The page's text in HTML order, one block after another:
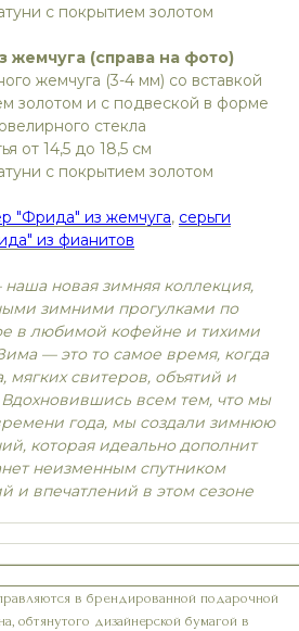
с покрытием золотом
жемчуга (справа на фото)
жемчуга (3-4 мм) со вставкой
золотом и с подвеской в форме
стекла
от 14,5 до 18,5 см
с покрытием золотом
"Фрида" из жемчуга, серьги
из фианитов
новая зимняя коллекция,
зимними прогулками по
в любимой кофейне и тихими
— это то самое время, когда
мягких свитеров, объятий и
всем тем, что мы
года, мы создали зимнюю
которая идеально дополнит
неизменным спутником
и впечатлений в этом сезоне
в брендированной подарочной
обтянутого дизайнерской бумагой в